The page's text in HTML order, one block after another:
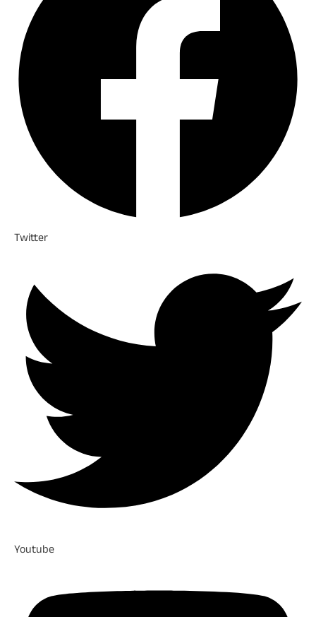
Twitter
Youtube